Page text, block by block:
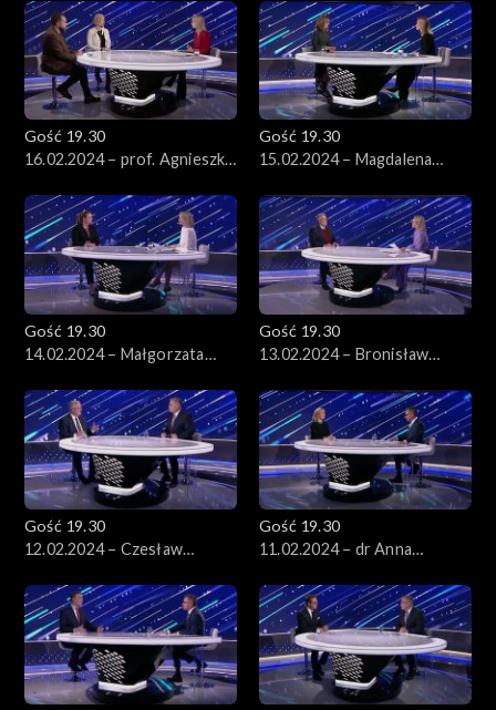
Gość 19.30
16.02.2024 – prof. Agnieszka
Łukasiewicz
Gość 19.30
15.02.2024 – Magdalena
Gość 19.30
14.02.2024 – Małgorzata
Gość 19.30
13.02.2024 – Bronisław
Gość 19.30
12.02.2024 – Czesław
Gość 19.30
11.02.2024 – dr Anna